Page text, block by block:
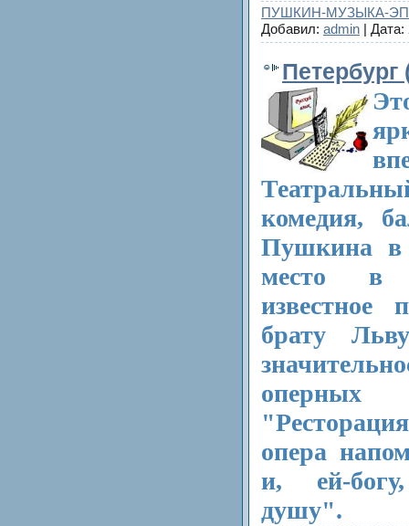
ПУШКИН-МУЗЫКА-
Добавил: admin | Дата:
Петербург
комедия,
Пушкина в
место в
известное
брату
оперных
опера
и,
душу".